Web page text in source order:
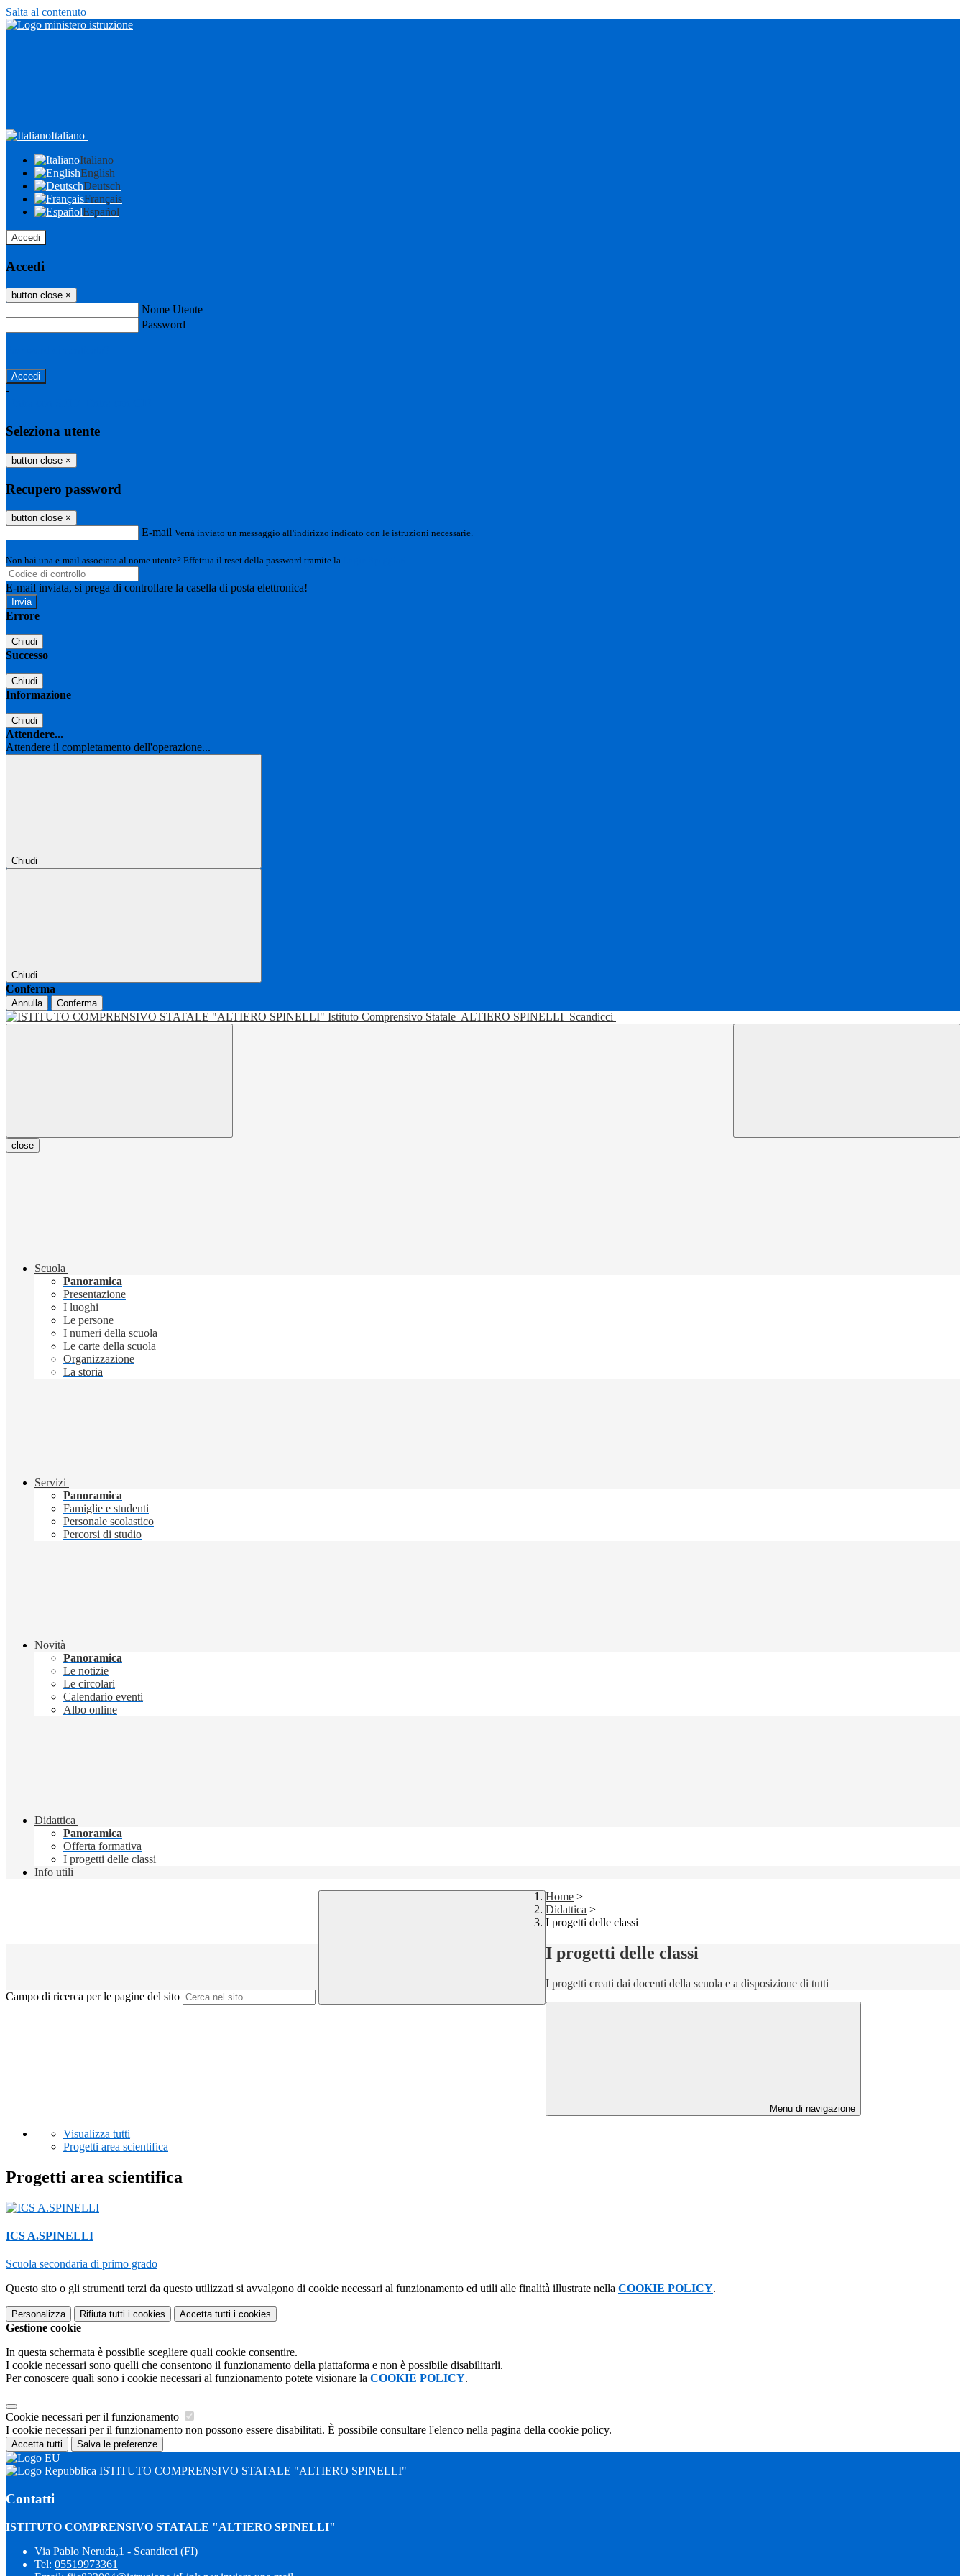
Salta al contenuto
Italiano
Italiano
English
Deutsch
Français
Español
Accedi
Accedi
button close ×
Nome Utente
Password
-
Seleziona utente
button close ×
Recupero password
button close ×
E-mail Verrà inviato un messaggio all'indirizzo indicato con le istruzioni necessarie.
Non hai una e-mail associata al nome utente? Effettua il reset della password tramite la
E-mail inviata, si prega di controllare la casella di posta elettronica!
Errore
Chiudi
Successo
Chiudi
Informazione
Chiudi
Attendere...
Attendere il completamento dell'operazione...
Chiudi
Chiudi
Conferma
Annulla Conferma
Istituto Comprensivo Statale ALTIERO SPINELLI Scandicci
close
Scuola
Panoramica
Presentazione
I luoghi
Le persone
I numeri della scuola
Le carte della scuola
Organizzazione
La storia
Servizi
Panoramica
Famiglie e studenti
Personale scolastico
Percorsi di studio
Novità
Panoramica
Le notizie
Le circolari
Calendario eventi
Albo online
Didattica
Panoramica
Offerta formativa
I progetti delle classi
Info utili
Campo di ricerca per le pagine del sito
Home >
Didattica >
I progetti delle classi
I progetti delle classi
I progetti creati dai docenti della scuola e a disposizione di tutti
Menu di navigazione
Visualizza tutti
Progetti area scientifica
Progetti area scientifica
ICS A.SPINELLI
Scuola secondaria di primo grado
Questo sito o gli strumenti terzi da questo utilizzati si avvalgono di cookie necessari al funzionamento ed utili alle finalità illustrate nella COOKIE POLICY.
Personalizza Rifiuta tutti i cookies Accetta tutti i cookies
Gestione cookie
In questa schermata è possibile scegliere quali cookie consentire.
I cookie necessari sono quelli che consentono il funzionamento della piattaforma e non è possibile disabilitarli.
Per conoscere quali sono i cookie necessari al funzionamento potete visionare la COOKIE POLICY.
Cookie necessari per il funzionamento
I cookie necessari per il funzionamento non possono essere disabilitati. È possibile consultare l'elenco nella pagina della cookie policy.
Accetta tutti Salva le preferenze
ISTITUTO COMPRENSIVO STATALE "ALTIERO SPINELLI"
Contatti
ISTITUTO COMPRENSIVO STATALE "ALTIERO SPINELLI"
Via Pablo Neruda,1 - Scandicci (FI)
Tel: 05519973361